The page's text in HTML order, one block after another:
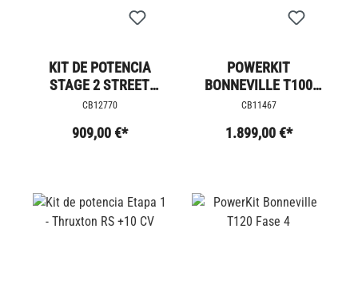
KIT DE POTENCIA
STAGE 2 STREET
SCRAMBLER /
PS
CB12770
909,00 €*
POWERKIT
BONNEVILLE T100
FASE 4
CB11467
1.899,00 €*